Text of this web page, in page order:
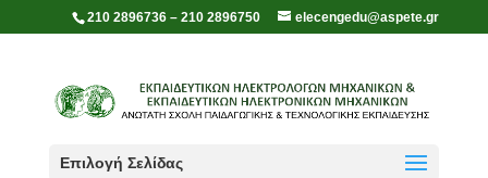
210 2896736 – 210 2896750 elecengedu@aspete.gr
Επιλογή Σελίδας